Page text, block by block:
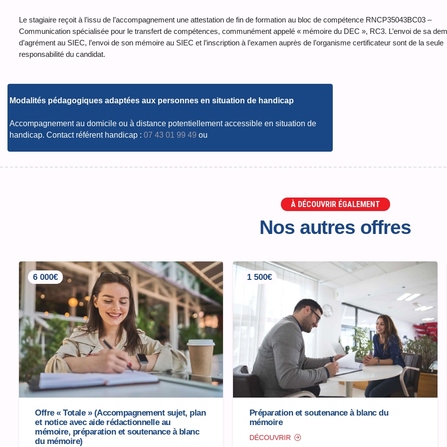
Le stagiaire reçoit à l’issu de l’accompagnement une attestation de fin de formation au bloc de compétence RNCP35043BC03 –
Communication spécialisée pour le transfert de compétences, communément appelé « mémoire du DEC », RC3. L’envoi de sa
d’agrément au SIEC, l’envoi de son mémoire au SIEC et l’inscription à l’examen auprès de l’organisme certificateur sont de la seule
responsabilité du candidat.
Modalités pédagogiques adaptées aux personnes en situation de handicap
Accompagnement au domicile ou à distance potentiellement accessible en situation de
handicap. Contact référent handicap : 07 43 01 99 49 ou
À DÉCOUVRIR ÉGALEMENT
Nos autres offres
6 000€
Offre « Totale » (Accompagnement sujet, plan
et notice avec aide rédactionnelle au
mémoire, préparation et soutenance à blanc
du mémoire)
1 500€
Préparation et soutenance à blanc du
mémoire
DÉCOUVRIR